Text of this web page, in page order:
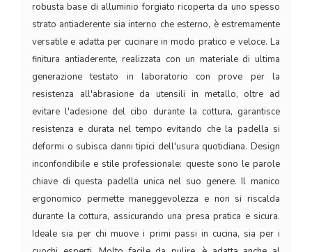
robusta base di alluminio forgiato ricoperta da uno spesso
strato antiaderente sia interno che esterno, è estremamente
versatile e adatta per cucinare in modo pratico e veloce. La
finitura antiaderente, realizzata con un materiale di ultima
generazione testato in laboratorio con prove per la
resistenza all'abrasione da utensili in metallo, oltre ad
evitare l'adesione del cibo durante la cottura, garantisce
resistenza e durata nel tempo evitando che la padella si
deformi o subisca danni tipici dell'usura quotidiana. Design
inconfondibile e stile professionale: queste sono le parole
chiave di questa padella unica nel suo genere. Il manico
ergonomico permette maneggevolezza e non si riscalda
durante la cottura, assicurando una presa pratica e sicura.
Ideale sia per chi muove i primi passi in cucina, sia per i